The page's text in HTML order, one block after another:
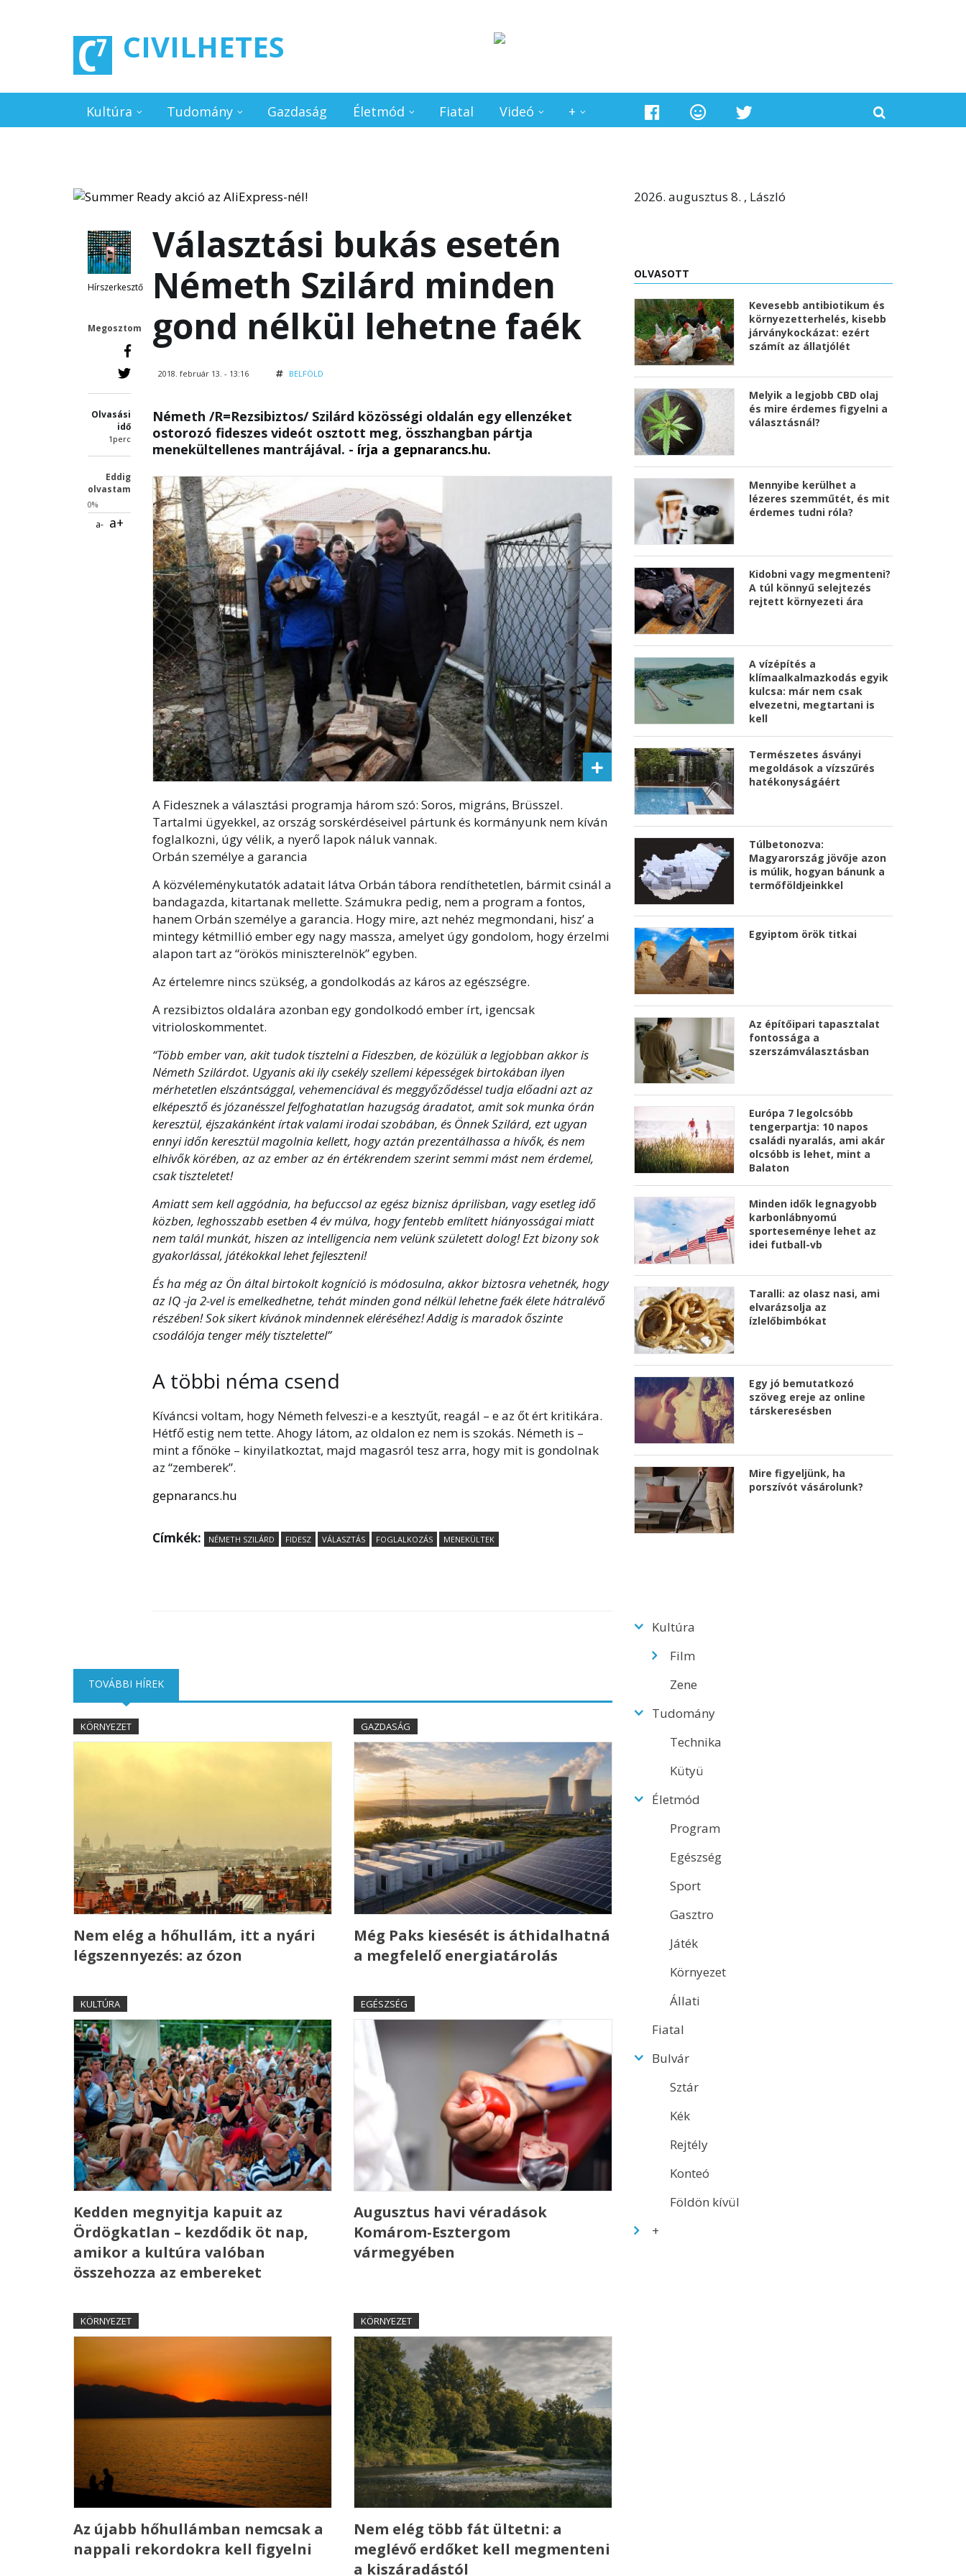
CIVILHETES
Kultúra Tudomány Gazdaság Életmód Fiatal Videó +
Hírszerkesztő
Megosztom
Olvasási
idő
1perc
Eddig
olvastam
0%
a- a+
Választási bukás esetén
Németh Szilárd minden
gond nélkül lehetne faék
2018. február 13. - 13:16 BELFÖLD
Németh /R=Rezsibiztos/ Szilárd közösségi oldalán egy ellenzéket
ostorozó fideszes videót osztott meg, összhangban pártja
menekültellenes mantrájával. - írja a gepnarancs.hu.
A Fidesznek a választási programja három szó: Soros, migráns, Brüsszel.
Tartalmi ügyekkel, az ország sorskérdéseivel pártunk és kormányunk nem kíván
foglalkozni, úgy vélik, a nyerő lapok náluk vannak.
Orbán személye a garancia
A közvéleménykutatók adatait látva Orbán tábora rendíthetetlen, bármit csinál a
bandagazda, kitartanak mellette. Számukra pedig, nem a program a fontos,
hanem Orbán személye a garancia. Hogy mire, azt nehéz megmondani, hisz’ a
mintegy kétmillió ember egy nagy massza, amelyet úgy gondolom, hogy érzelmi
alapon tart az “örökös miniszterelnök” egyben.
Az értelemre nincs szükség, a gondolkodás az káros az egészségre.
A rezsibiztos oldalára azonban egy gondolkodó ember írt, igencsak
vitrioloskommentet.
“Több ember van, akit tudok tisztelni a Fideszben, de közülük a legjobban akkor is
Németh Szilárdot. Ugyanis aki ily csekély szellemi képességek birtokában ilyen
mérhetetlen elszántsággal, vehemenciával és meggyőződéssel tudja előadni azt az
elképesztő és józanésszel felfoghatatlan hazugság áradatot, amit sok munka órán
keresztül, éjszakánként írtak valami irodai szobában, és Önnek Szilárd, ezt ugyan
ennyi időn keresztül magolnia kellett, hogy aztán prezentálhassa a hívők, és nem
elhivők körében, az az ember az én értékrendem szerint semmi mást nem érdemel,
csak tiszteletet!
Amiatt sem kell aggódnia, ha befuccsol az egész biznisz áprilisban, vagy esetleg idő
közben, leghosszabb esetben 4 év múlva, hogy fentebb említett hiányosságai miatt
nem talál munkát, hiszen az intelligencia nem velünk született dolog! Ezt bizony sok
gyakorlással, játékokkal lehet fejleszteni!
És ha még az Ön által birtokolt kogníció is módosulna, akkor biztosra vehetnék, hogy
az IQ -ja 2-vel is emelkedhetne, tehát minden gond nélkül lehetne faék élete hátralévő
részében! Sok sikert kívánok mindennek eléréséhez! Addig is maradok őszinte
csodálója tenger mély tisztelettel”
A többi néma csend
Kíváncsi voltam, hogy Németh felveszi-e a kesztyűt, reagál – e az őt ért kritikára.
Hétfő estig nem tette. Ahogy látom, az oldalon ez nem is szokás. Németh is –
mint a főnöke – kinyilatkoztat, majd magasról tesz arra, hogy mit is gondolnak
az “zemberek”.
gepnarancs.hu
Címkék: NÉMETH SZILÁRD FIDESZ VÁLASZTÁS FOGLALKOZÁS MENEKÜLTEK
TOVÁBBI HÍREK
KÖRNYEZET
Nem elég a hőhullám, itt a nyári
légszennyezés: az ózon
GAZDASÁG
Még Paks kiesését is áthidalhatná
a megfelelő energiatárolás
KULTÚRA
Kedden megnyitja kapuit az
Ördögkatlan – kezdődik öt nap,
amikor a kultúra valóban
összehozza az embereket
EGÉSZSÉG
Augusztus havi véradások
Komárom-Esztergom
vármegyében
KÖRNYEZET
Az újabb hőhullámban nemcsak a
nappali rekordokra kell figyelni
KÖRNYEZET
Nem elég több fát ültetni: a
meglévő erdőket kell megmenteni
a kiszáradástól
2026. augusztus 8. , László
OLVASOTT
Kevesebb antibiotikum és
környezetterhelés, kisebb
járványkockázat: ezért
számít az állatjólét
Melyik a legjobb CBD olaj
és mire érdemes figyelni a
választásnál?
Mennyibe kerülhet a
lézeres szemműtét, és mit
érdemes tudni róla?
Kidobni vagy megmenteni?
A túl könnyű selejtezés
rejtett környezeti ára
A vízépítés a
klímaalkalmazkodás egyik
kulcsa: már nem csak
elvezetni, megtartani is
kell
Természetes ásványi
megoldások a vízszűrés
hatékonyságáért
Túlbetonozva:
Magyarország jövője azon
is múlik, hogyan bánunk a
termőföldjeinkkel
Egyiptom örök titkai
Az építőipari tapasztalat
fontossága a
szerszámválasztásban
Európa 7 legolcsóbb
tengerpartja: 10 napos
családi nyaralás, ami akár
olcsóbb is lehet, mint a
Balaton
Minden idők legnagyobb
karbonlábnyomú
sporteseménye lehet az
idei futball-vb
Taralli: az olasz nasi, ami
elvarázsolja az
ízlelőbimbókat
Egy jó bemutatkozó
szöveg ereje az online
társkeresésben
Mire figyeljünk, ha
porszívót vásárolunk?
Kultúra
Film
Zene
Tudomány
Technika
Kütyü
Életmód
Program
Egészség
Sport
Gasztro
Játék
Környezet
Állati
Fiatal
Bulvár
Sztár
Kék
Rejtély
Konteó
Földön kívül
+